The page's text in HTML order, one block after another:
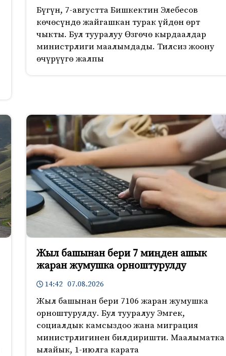
Бүгүн, 7-августта Бишкектин Элебесов
көчөсүндө жайгашкан турак үйдөн өрт
чыкты. Бул тууралуу Өзгөчө кырдаалдар
министрлиги маалымдады. Тилсиз жоону
өчүрүүгө жалпы
Жыл башынан бери 7 миңден ашык
жаран жумушка орноштурулду
14:42 07.08.2026
Жыл башынан бери 7106 жаран жумушка
орноштурулду. Бул тууралуу Эмгек,
социалдык камсыздоо жана миграция
министрлигинен билдиришти. Маалыматка
ылайык, 1-июлга карата